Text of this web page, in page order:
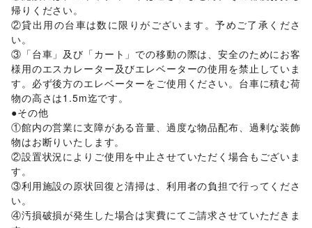
その他活動・個人
帰りください。
②貸出用の台車は数に限りがございます。予めご了承くださ
い。
③「台車」及び「カート」での移動の際は、安全のためにお客
様用のエスカレーター及びエレベーターの使用を禁止していま
す。必ず後方のエレベーターをご使用ください。台車に積む荷
物の高さは1.5m迄です。
●その他
①館内の営業に支障がある音量、過度な物品配布、過剰な装飾
物はお断りいたします。
②設置状況によりご使用を中止させていただく場合もございま
す。
③利用施設の原状回復と清掃は、利用者の負担で行ってくださ
い。
④汚損破損が発生した場合は実費にてご請求させていただきま